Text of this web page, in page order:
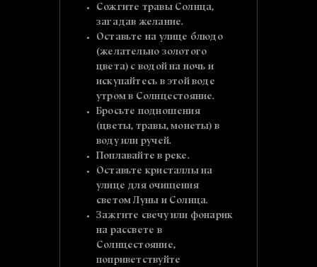
Сожгите травы Солнца,
загадав желание.
Оставьте на улице блюдо
(желательно золотого
цвета) с водой на ночь и
искупайтесь в этой воде
утром в Солнцестояние.
Бросьте подношения
(цветы, травы, монеты) в
воду или ручей.
Поплавайте в реке.
Оставьте кристаллы на
улице для очищения
светом Луны и Солнца.
Зажгите свечу или фонарик
на рассвете в
Солнцестояние,
поприветствуйте